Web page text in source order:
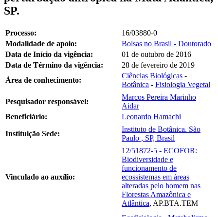
SP.
Processo:
16/03880-0
Modalidade de apoio:
Bolsas no Brasil - Doutorado
Data de Início da vigência:
01 de outubro de 2016
Data de Término da vigência:
28 de fevereiro de 2019
Área de conhecimento:
Ciências Biológicas -
Botânica - Fisiologia Vegetal
Pesquisador responsável:
Marcos Pereira Marinho
Aidar
Beneficiário:
Leonardo Hamachi
Instituição Sede:
Instituto de Botânica. São
Paulo , SP, Brasil
Vinculado ao auxílio:
12/51872-5 - ECOFOR:
Biodiversidade e
funcionamento de
ecossistemas em áreas
alteradas pelo homem nas
Florestas Amazônica e
Atlântica, AP.BTA.TEM